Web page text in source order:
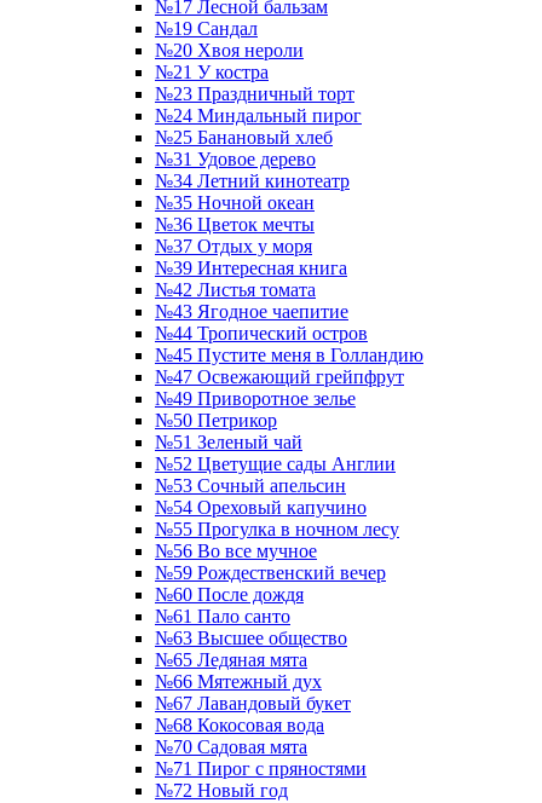
№17 Лесной бальзам
№19 Сандал
№20 Хвоя нероли
№21 У костра
№23 Праздничный торт
№24 Миндальный пирог
№25 Банановый хлеб
№31 Удовое дерево
№34 Летний кинотеатр
№35 Ночной океан
№36 Цветок мечты
№37 Отдых у моря
№39 Интересная книга
№42 Листья томата
№43 Ягодное чаепитие
№44 Тропический остров
№45 Пустите меня в Голландию
№47 Освежающий грейпфрут
№49 Приворотное зелье
№50 Петрикор
№51 Зеленый чай
№52 Цветущие сады Англии
№53 Сочный апельсин
№54 Ореховый капучино
№55 Прогулка в ночном лесу
№56 Во все мучное
№59 Рождественский вечер
№60 После дождя
№61 Пало санто
№63 Высшее общество
№65 Ледяная мята
№66 Мятежный дух
№67 Лавандовый букет
№68 Кокосовая вода
№70 Садовая мята
№71 Пирог с пряностями
№72 Новый год